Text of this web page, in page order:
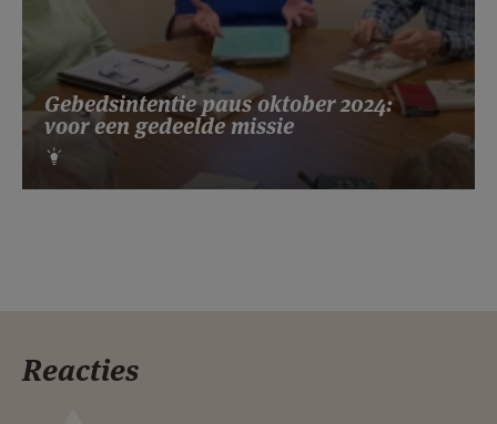
Gebedsintentie paus oktober 2024:
voor een gedeelde missie
Reacties